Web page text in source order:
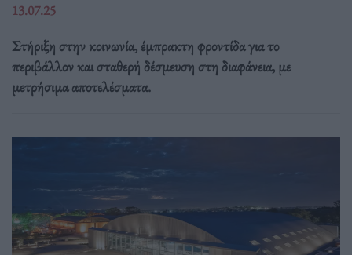
13.07.25
Στήριξη στην κοινωνία, έμπρακτη φροντίδα για το
περιβάλλον και σταθερή δέσμευση στη διαφάνεια, με
μετρήσιμα αποτελέσματα.